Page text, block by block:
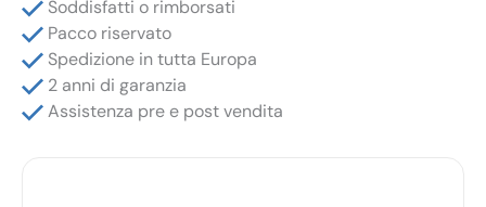
Ore
in
Standby
75
Ore
Soddisfatti o rimborsati
Pacco riservato
Spedizione in tutta Europa
2 anni di garanzia
Assistenza pre e post vendita